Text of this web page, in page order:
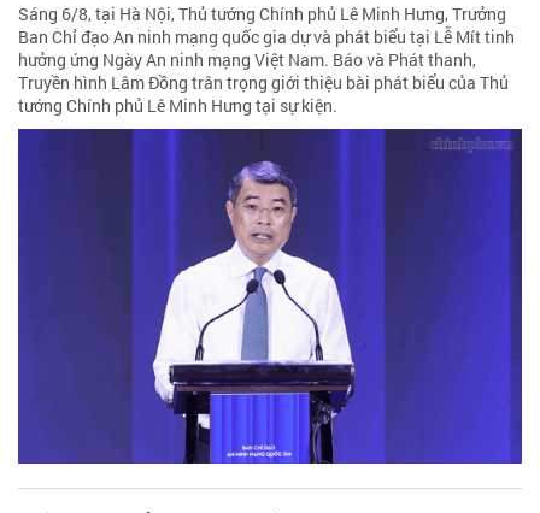
Sáng 6/8, tại Hà Nội, Thủ tướng Chính phủ Lê Minh Hưng, Trưởng
Ban Chỉ đạo An ninh mạng quốc gia dự và phát biểu tại Lễ Mít tinh
hưởng ứng Ngày An ninh mạng Việt Nam. Báo và Phát thanh,
Truyền hình Lâm Đồng trân trọng giới thiệu bài phát biểu của Thủ
tướng Chính phủ Lê Minh Hưng tại sự kiện.